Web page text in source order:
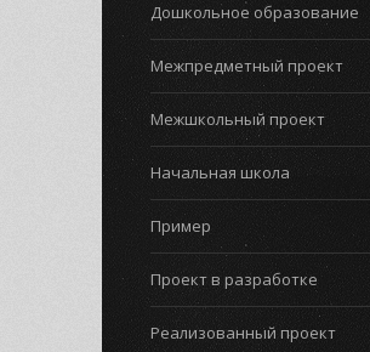
Дошкольное образование
Межпредметный проект
Межшкольный проект
Начальная школа
Пример
Проект в разработке
Реализованный проект